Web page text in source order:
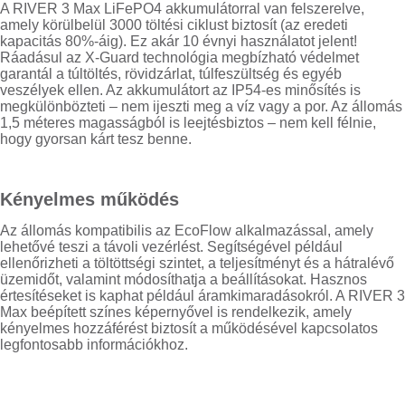
A RIVER 3 Max LiFePO4 akkumulátorral van felszerelve,
amely körülbelül 3000 töltési ciklust biztosít (az eredeti
kapacitás 80%-áig). Ez akár 10 évnyi használatot jelent!
Ráadásul az X-Guard technológia megbízható védelmet
garantál a túltöltés, rövidzárlat, túlfeszültség és egyéb
veszélyek ellen. Az akkumulátort az IP54-es minősítés is
megkülönbözteti – nem ijeszti meg a víz vagy a por. Az állomás
1,5 méteres magasságból is leejtésbiztos – nem kell félnie,
hogy gyorsan kárt tesz benne.
Kényelmes működés
Az állomás kompatibilis az EcoFlow alkalmazással, amely
lehetővé teszi a távoli vezérlést. Segítségével például
ellenőrizheti a töltöttségi szintet, a teljesítményt és a hátralévő
üzemidőt, valamint módosíthatja a beállításokat. Hasznos
értesítéseket is kaphat például áramkimaradásokról. A RIVER 3
Max beépített színes képernyővel is rendelkezik, amely
kényelmes hozzáférést biztosít a működésével kapcsolatos
legfontosabb információkhoz.